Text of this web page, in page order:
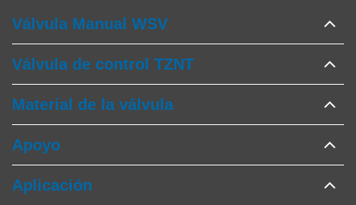
Válvula Manual WSV
Válvula de control TZNT
Material de la válvula
Apoyo
Aplicación